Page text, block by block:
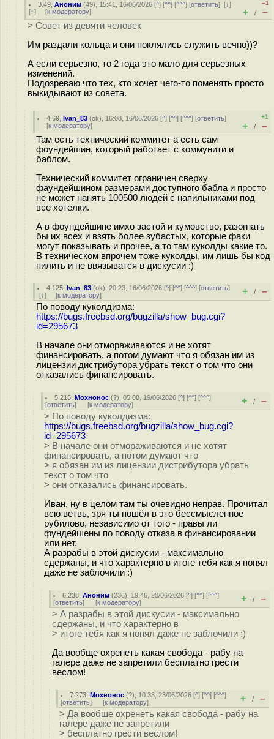
3.49 ,Аноним (49), 15:41, 16/06/2026 [^] [^^] [^^^] [ответить][↓]
[↑] [к модератору]
–1
+ / –
> Совет из девяти человек
Им раздали кольца и они поклялись служить вечно))?
А если серьезно, то 2 года это мало для серьезных
изменений.
Подозреваю что тех, кто хочет чего-то поменять просто
выкидывают из совета.
4.69 ,Ivan_83 (ok), 16:08, 16/06/2026 [^] [^^] [^^^] [ответить]
[к модератору]
+1
+ / –
Там есть технический коммитет а есть сам
фоундейшин, который работает с коммунити и
баблом.
Технический коммитет ограничен сверху
фаундейшином размерами доступного бабла и просто
не может нанять 100500 людей с напильниками под
все хотелки.
А в фоундейшине имхо застой и кумовство, разогнать
бы их всех и взять более зубастых, которые факи
могут показывать и прочее, а то там куколды какие то.
В техническом впрочем тоже куколды, им лишь бы код
пилить и не ввязыватся в дискусии :)
4.125 ,Ivan_83 (ok), 20:23, 16/06/2026 [^] [^^] [^^^] [ответить]
[↓] [к модератору] + / –
По поводу куколдизма:
https://bugs.freebsd.org/bugzilla/show_bug.cgi?
id=295673
В начале они отмораживаются и не хотят
финансировать, а потом думают что я обязан им из
лицензии дистрибутора убрать текст о том что они
отказались финансировать.
5.216 ,Мохнонос (?), 05:08, 19/06/2026 [^] [^^] [^^^]
[ответить] [к модератору] + / –
> По поводу куколдизма:
https://bugs.freebsd.org/bugzilla/show_bug.cgi?
id=295673
> В начале они отмораживаются и не хотят
финансировать, а потом думают что
> я обязан им из лицензии дистрибутора убрать
текст о том что
> они отказались финансировать.
Иван, ну в целом там ты очевидно неправ. Прочитал
всю ветвь, зря ты пошёл в это бессмысленное
рубилово, независимо от того - правы ли
фундейшены по поводу отказа в финансировании
или нет.
А разрабы в этой дискусии - максимально
сдержаны, и что характерно в итоге тебя как я понял
даже не заблочили :)
6.238 ,Аноним (236), 19:46, 20/06/2026 [^] [^^] [^^^]
[ответить] [к модератору] + / –
> А разрабы в этой дискусии - максимально
сдержаны, и что характерно в
> итоге тебя как я понял даже не заблочили :)
Да вообще охренеть какая свобода - рабу на
галере даже не запретили бесплатно грести
веслом!
7.273 ,Мохнонос (?), 10:33, 23/06/2026 [^] [^^] [^^^]
[ответить] [к модератору] + / –
> Да вообще охренеть какая свобода - рабу на
галере даже не запретили
> бесплатно грести веслом!